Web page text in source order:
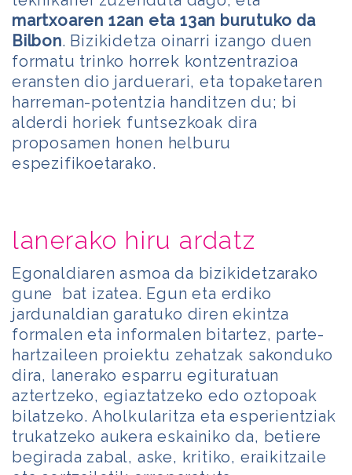
martxoaren 12an eta 13an burutuko da
Bilbon. Bizikidetza oinarri izango duen
formatu trinko horrek kontzentrazioa
eransten dio jarduerari, eta topaketaren
harreman-potentzia handitzen du; bi
alderdi horiek funtsezkoak dira
proposamen honen helburu
espezifikoetarako.
lanerako hiru ardatz
Egonaldiaren asmoa da bizikidetzarako
gune bat izatea. Egun eta erdiko
jardunaldian garatuko diren ekintza
formalen eta informalen bitartez, parte-
hartzaileen proiektu zehatzak sakonduko
dira, lanerako esparru egituratuan
aztertzeko, egiaztatzeko edo oztopoak
bilatzeko. Aholkularitza eta esperientziak
trukatzeko aukera eskainiko da, betiere
begirada zabal, aske, kritiko, eraikitzaile